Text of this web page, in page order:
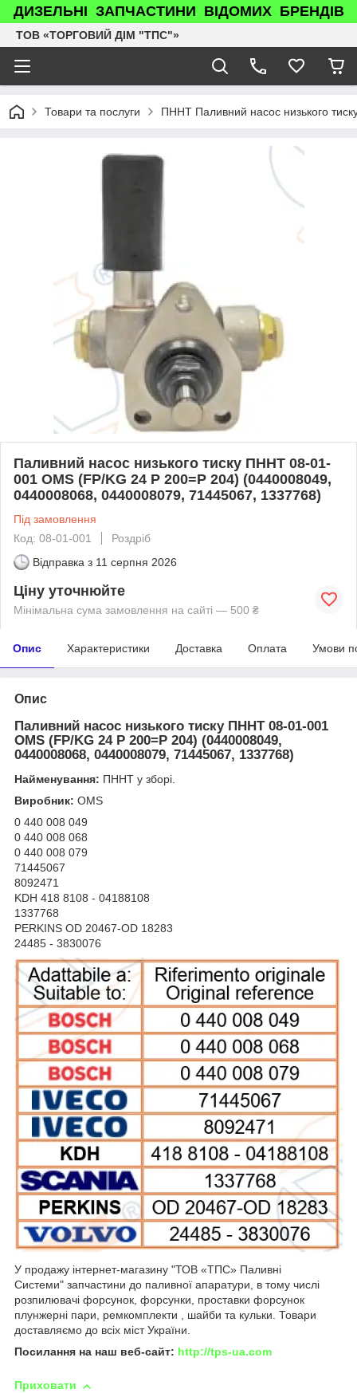
ДИЗЕЛЬНІ ЗАПЧАСТИНИ ВІДОМИХ БРЕНДІВ
ТОВ «ТОРГОВИЙ ДІМ "ТПС"»
Товари та послуги ПННТ Паливний насос низького
Паливний насос низького тиску ПННТ 08-01-
001 OMS (FP/KG 24 P 200=P 204) (0440008049,
0440008068, 0440008079, 71445067, 1337768)
Під замовлення
Код: 08-01-001
Роздріб
Відправка з 11 серпня 2026
Ціну уточнюйте
Мінімальна сума замовлення на сайті — 500 ₴
Опис Характеристики Доставка Оплата Умови
Опис
Паливний насос низького тиску ПННТ 08-01-001
OMS (FP/KG 24 P 200=P 204) (0440008049,
0440008068, 0440008079, 71445067, 1337768)
Найменування: ПННТ у зборі.
Виробник: OMS
0 440 008 049
0 440 008 068
0 440 008 079
71445067
8092471
KDH 418 8108 - 04188108
1337768
PERKINS OD 20467-OD 18283
24485 - 3830076
У продажу інтернет-магазину "ТОВ «ТПС» Паливні
Системи" запчастини до паливної апаратури, в тому числі
розпилювачі форсунок, форсунки, проставки форсунок
плунжерні пари, ремкомплекти , шайби та кульки. Товари
доставляємо до всіх міст України.
Посилання на наш веб-сайт: http://tps-ua.com
Приховати